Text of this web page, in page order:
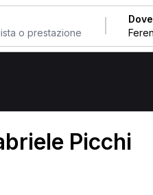
Dove
Picchi